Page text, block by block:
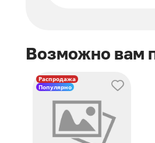
Возможно вам
Распродажа
Популярно